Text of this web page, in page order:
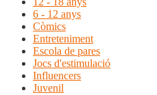
6 - 12 anys
Còmics
Entreteniment
Escola de pares
Jocs d'estimulació
Influencers
Juvenil